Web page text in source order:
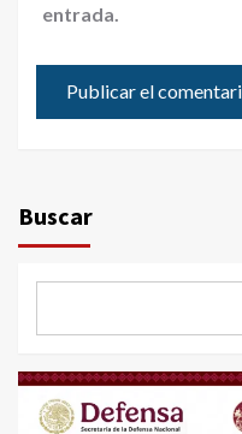
entrada.
Buscar